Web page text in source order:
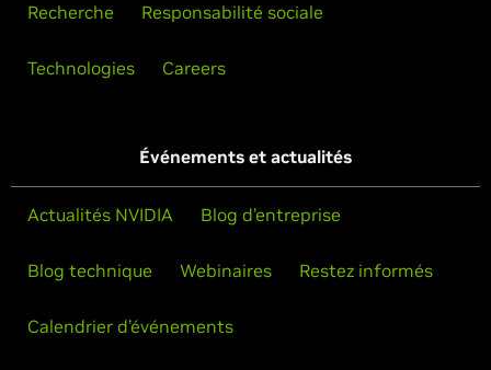
Recherche Responsabilité sociale
Technologies Careers
Événements et actualités
Actualités NVIDIA Blog d’entreprise
Blog technique Webinaires Restez informés
Calendrier d’événements